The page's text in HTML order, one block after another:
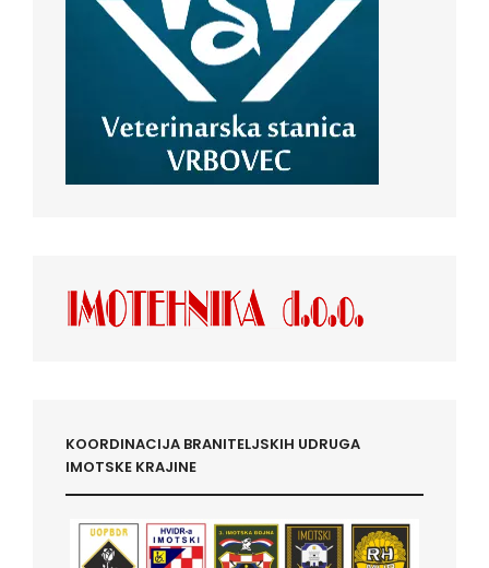
KOORDINACIJA BRANITELJSKIH UDRUGA
IMOTSKE KRAJINE